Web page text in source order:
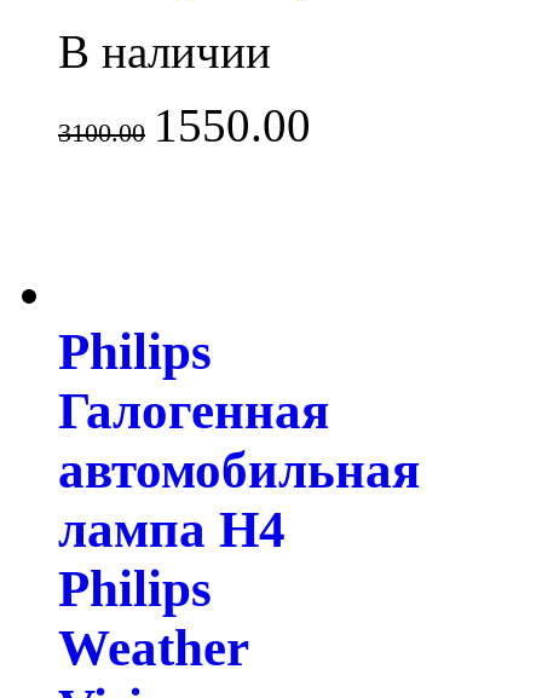
В наличии
3100.00 1550.00
Philips
Галогенная
автомобильная
лампа H4
Philips
Weather